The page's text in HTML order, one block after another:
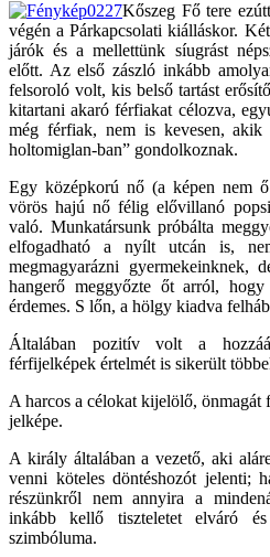
Kőszeg Fő tere
végén a Párkapcsolati kiálláskor.
járók és a mellettünk síugrást
előtt. Az első zászló inkább
felsoroló volt, kis belső tartást
kitartani akaró férfiakat célozva,
még férfiak, nem is kevesen, akik
holtomiglan-ban” gondolkoznak.
Egy középkorú nő (a képen nem
vörös hajú nő félig elővillanó
való. Munkatársunk próbálta
elfogadható a nyílt utcán is,
megmagyarázni gyermekeinknek,
hangerő meggyőzte őt arról,
érdemes. S lőn, a hölgy kiadva
Általában pozitív volt a
férfijelképek értelmét is sikerült
A harcos a célokat kijelölő,
jelképe.
A király általában a vezető, aki
venni köteles döntéshozót jelenti;
részünkről nem annyira a
inkább kellő tiszteletet elváró
szimbóluma.